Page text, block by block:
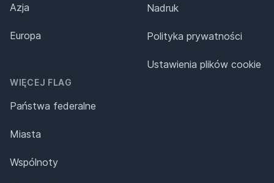
Azja
Europa
WIĘCEJ FLAG
Państwa federalne
Miasta
Wspólnoty
Nadruk
Polityka prywatności
Ustawienia plików cookie